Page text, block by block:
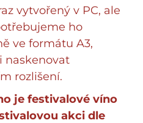
vytvořený v PC, ale
ho
ve formátu A3,
naskenovat
rozlišení.
je festivalové víno
akci dle